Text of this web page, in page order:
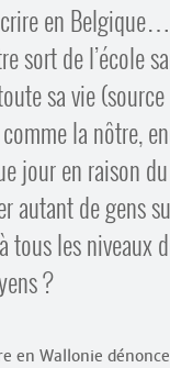
en
sort de l’école
sa vie
la nôtre,
jour en raison
de gens
tous les niveaux
?
en Wallonie